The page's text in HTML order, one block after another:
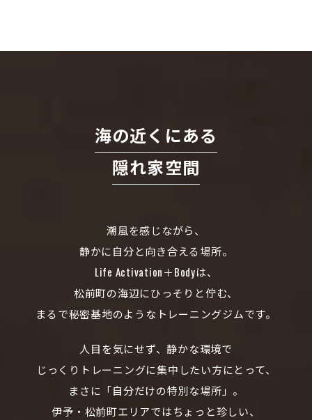
海の近くにある
隠れ家空間
潮風を感じながら、
静かに自分と向き合える場所。
Life Activation＋Bodyは、
松前町の海辺にひっそりと佇む、
まるで秘密基地のようなトレーニングジムです。
人目を気にせず、静かな環境で
じっくりトレーニングに集中したい方にとって、
まさに「自分だけの特別な場所」。
伊予・松前町エリアではちょっと珍しい、